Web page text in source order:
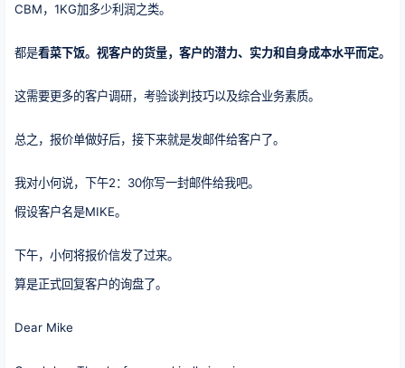
CBM，1KG加多少利润之类。
都是看菜下饭。视客户的货量，客户的潜力、实力和自身成本水平而定。
这需要更多的客户调研，考验谈判技巧以及综合业务素质。
总之，报价单做好后，接下来就是发邮件给客户了。
我对小何说，下午2：30你写一封邮件给我吧。
假设客户名是MIKE。
下午，小何将报价信发了过来。
算是正式回复客户的询盘了。
Dear Mike